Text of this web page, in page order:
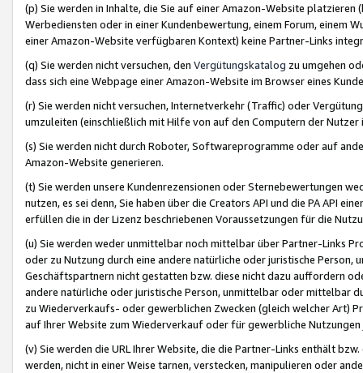
(p) Sie werden in Inhalte, die Sie auf einer Amazon-Website
Werbediensten oder in einer Kundenbewertung, einem Forum, einem
einer Amazon-Website verfügbaren Kontext) keine Partner-Links
(q) Sie werden nicht versuchen, den Vergütungskatalog zu umgehen
dass sich eine Webpage einer Amazon-Website im Browser eines
(r) Sie werden nicht versuchen, Internetverkehr (Traffic) oder
umzuleiten (einschließlich mit Hilfe von auf den Computern der
(s) Sie werden nicht durch Roboter, Softwareprogramme oder auf
Amazon-Website generieren.
(t) Sie werden unsere Kundenrezensionen oder Sternebewertungen
nutzen, es sei denn, Sie haben über die Creators API und die PA API
erfüllen die in der Lizenz beschriebenen Voraussetzungen für die
(u) Sie werden weder unmittelbar noch mittelbar über Partner-Links
oder zu Nutzung durch eine andere natürliche oder juristische
Geschäftspartnern nicht gestatten bzw. diese nicht dazu auffordern
andere natürliche oder juristische Person, unmittelbar oder mittelbar
zu Wiederverkaufs- oder gewerblichen Zwecken (gleich welcher Art)
auf Ihrer Website zum Wiederverkauf oder für gewerbliche
(v) Sie werden die URL Ihrer Website, die die Partner-Links enthält
werden, nicht in einer Weise tarnen, verstecken, manipulieren oder